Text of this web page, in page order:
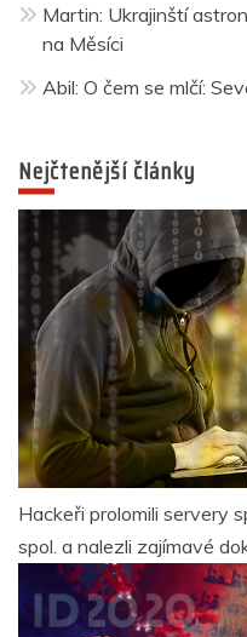
Martin: Ukrajinští
na Měsíci
Abil: O čem se mlčí:
Nejčtenější články
Hackeři prolomili servery
spol. a nalezli zajímavé